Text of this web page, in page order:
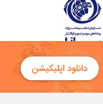
توکان تعلق دارد و